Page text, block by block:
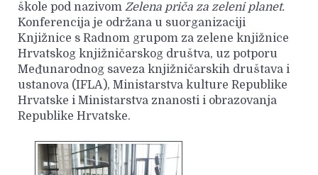
škole pod nazivom Zelena priča za zeleni planet.
Konferencija je održana u suorganizaciji
Knjižnice s Radnom grupom za zelene knjižnice
Hrvatskog knjižničarskog društva, uz potporu
Međunarodnog saveza knjižničarskih društava i
ustanova (IFLA), Ministarstva kulture Republike
Hrvatske i Ministarstva znanosti i obrazovanja
Republike Hrvatske.